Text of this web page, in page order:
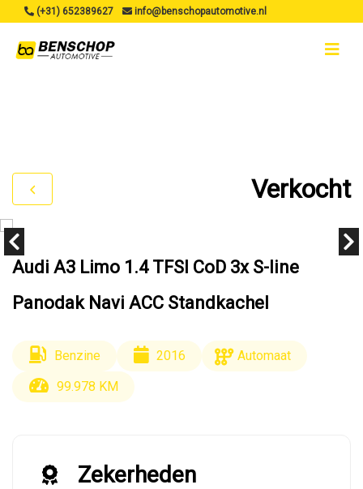
(+31) 652389627 info@benschopautomotive.nl
Verkocht
Audi A3 Limo 1.4 TFSI CoD 3x S-line
Panodak Navi ACC Standkachel
Benzine 2016
Automaat
99.978 KM
Zekerheden